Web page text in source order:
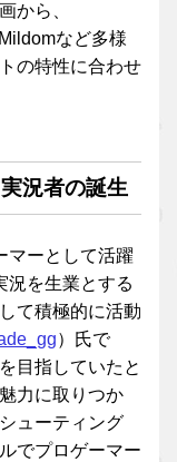
から、
など多様
の特性に合わせ
況者の誕生
マーとして活躍
況を生業とする
て積極的に活動
）氏で
目指していたと
力に取りつか
ューティング
でプロゲーマー